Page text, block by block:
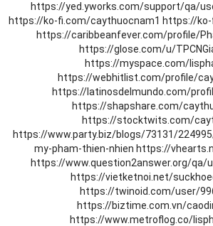
https://yed.yworks.com/support/qa/
https://ko-fi.com/caythuocnam1 https://
https://caribbeanfever.com/profile/
https://glose.com/u/
https://myspace.com/
https://webhitlist.com/profile/
https://latinosdelmundo.com/
https://shapshare.com/
https://stocktwits.com/
https://www.party.biz/blogs/73131/
my-pham-thien-nhien https://
https://www.question2answer.org/qa/
https://vietketnoi.net/
https://twinoid.com/user/
https://biztime.com.vn/
https://www.metroflog.co/